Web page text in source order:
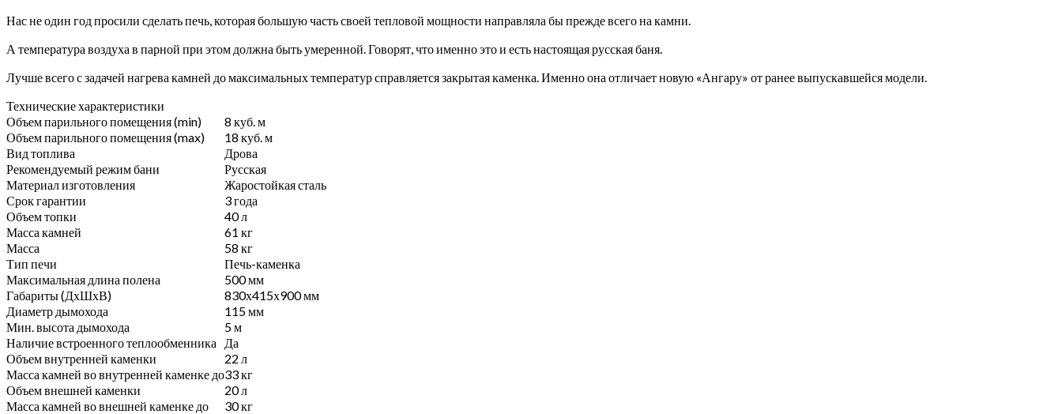
Нас не один год просили сделать печь, которая большую часть своей тепловой мощности направляла бы прежде всего на камни.
А температура воздуха в парной при этом должна быть умеренной. Говорят, что именно это и есть настоящая русская баня.
Лучше всего с задачей нагрева камней до максимальных температур справляется закрытая каменка. Именно она отличает новую «Ангару» от ранее выпускавшейся модели.
Технические характеристики
Объем парильного помещения (min)
8 куб. м
Объем парильного помещения (max)
18 куб. м
Вид топлива
Дрова
Рекомендуемый режим бани
Русская
Материал изготовления
Жаростойкая сталь
Срок гарантии
3 года
Объем топки
40 л
Масса камней
61 кг
Масса
58 кг
Тип печи
Печь-каменка
Максимальная длина полена
500 мм
Габариты (ДхШхВ)
830х415х900 мм
Диаметр дымохода
115 мм
Мин. высота дымохода
5 м
Наличие встроенного теплообменника
Да
Объем внутренней каменки
22 л
Масса камней во внутренней каменке до33 кг
Объем внешней каменки
20 л
Масса камней во внешней каменке до
30 кг